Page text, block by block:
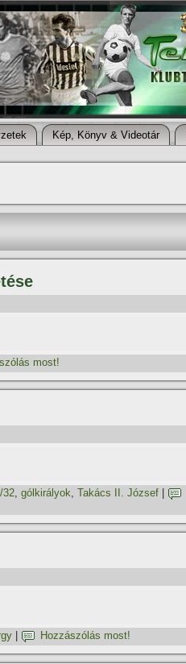
Kép, Könyv & Videotár
most!
32, gólkirályok, Takács II. József
Hozzászólás most!